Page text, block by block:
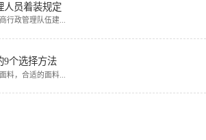
人员着装规定
行政管理队伍建...
9个选择方法
料，合适的面料...